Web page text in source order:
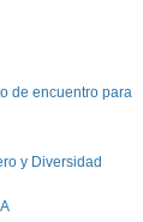
de encuentro para
y Diversidad